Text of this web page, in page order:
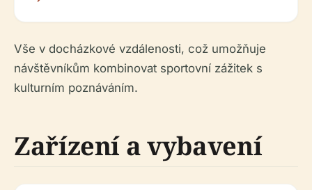
Vše v docházkové vzdálenosti, což umožňuje
návštěvníkům kombinovat sportovní zážitek s
kulturním poznáváním.
Zařízení a vybavení